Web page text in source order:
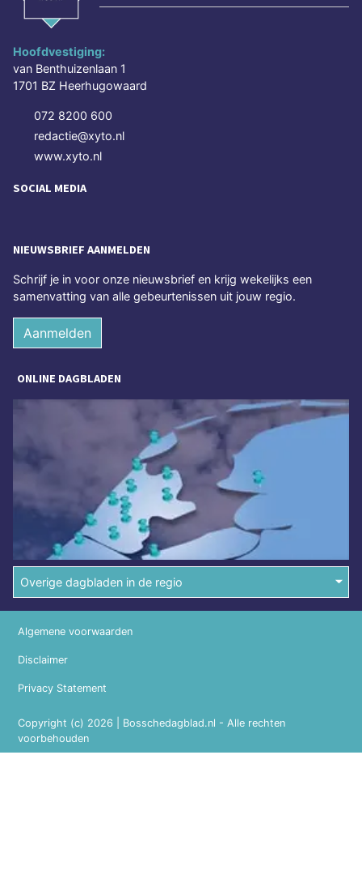
Hoofdvestiging:
van Benthuizenlaan 1
1701 BZ Heerhugowaard
072 8200 600
redactie@xyto.nl
www.xyto.nl
SOCIAL MEDIA
NIEUWSBRIEF AANMELDEN
Schrijf je in voor onze nieuwsbrief en krijg wekelijks een
samenvatting van alle gebeurtenissen uit jouw regio.
Aanmelden
ONLINE DAGBLADEN
Overige dagbladen in de regio
Copyright (c) 2026 | Bosschedagblad.nl - Alle rechten
voorbehouden
Algemene voorwaarden
Disclaimer
Privacy Statement